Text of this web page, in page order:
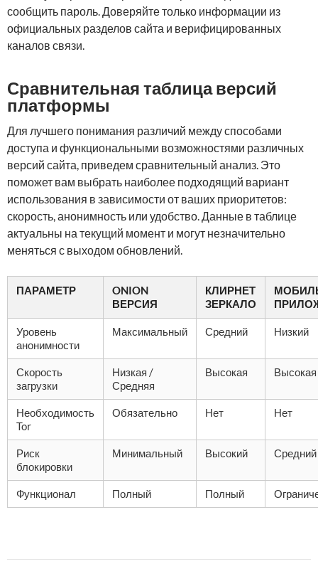
сообщить пароль. Доверяйте только информации из
официальных разделов сайта и верифицированных
каналов связи.
Сравнительная таблица версий
платформы
Для лучшего понимания различий между способами
доступа и функциональными возможностями различных
версий сайта, приведем сравнительный анализ. Это
поможет вам выбрать наиболее подходящий вариант
использования в зависимости от ваших приоритетов:
скорость, анонимность или удобство. Данные в таблице
актуальны на текущий момент и могут незначительно
меняться с выходом обновлений.
ПАРАМЕТР
ONION
ВЕРСИЯ
КЛИРНЕТ
ЗЕРКАЛО
Уровень
анонимности
Максимальный Средний Низкий
Скорость
загрузки
Низкая /
Средняя
Высокая Высокая
Необходимость
Tor
Обязательно Нет Нет
Риск
блокировки
Минимальный Высокий Средний
Функционал Полный Полный